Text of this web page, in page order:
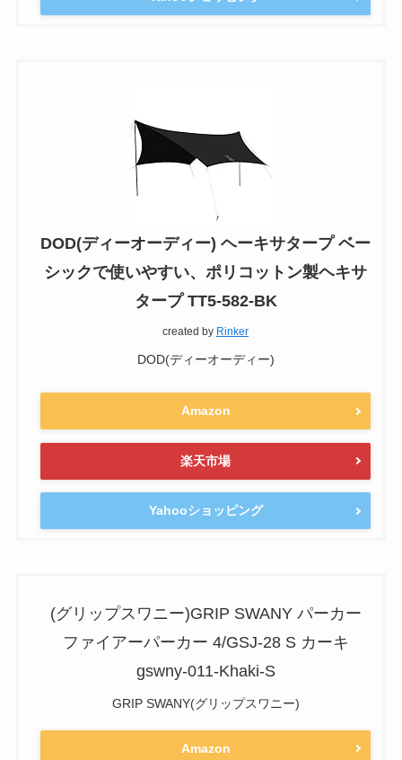
DOD(ディーオーディー) ヘーキサタープ ベー
シックで使いやすい、ポリコットン製ヘキサ
タープ TT5-582-BK
created by Rinker
DOD(ディーオーディー)
Amazon
楽天市場
Yahooショッピング
(グリップスワニー)GRIP SWANY パーカー
ファイアーパーカー 4/GSJ-28 S カーキ
gswny-011-Khaki-S
GRIP SWANY(グリップスワニー)
Amazon